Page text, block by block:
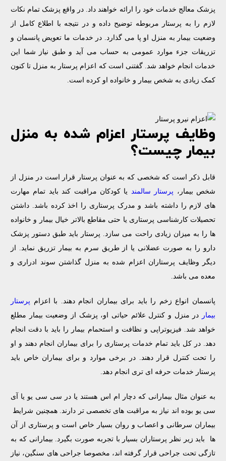
پزشک معالج خدمات خود را ارائه خواهند داد. در واقع پزشک تمام نکات
لازم را به پرستار مربوطه توضیح داده و در نتیجه با اطلاع کامل از
وضعیت بیمار به منزل او پا می گذارد. در خدمات ما تعویض پانسمان و
تزریقات جزء موارد عمومی به حساب می آید و طبق نیاز شما این
خدمات انجام خواهد شد. گفتنی است که اعزام پرستار به منزل تا کنون
کمک زیادی به شخص بیمار و خانواده او کرده است.
وظایف پرستار اعزام شده به منزل
بیمار چیست؟
قابل ذکر است که شخصی که به عنوان پرستار قرار است در منزل از
شخص بیمار، پرستار سالمند یا کودکان مراقبت کند باید تمام مهارت
های لازم را داشته باشد و مدرک پرستاری را اخذ کرده باشد. داشتن
تحصیلات کارشناسی پرستاری یا حتی مقاطع بالاتر خیال بیمار و خانواده
ها را به میزان زیادی راحت می سازد. پرستار باید طبق دستور پزشک
دارو را به صورت عضلانی یا از طریق سرم به بیمار تزریق نماید. از
دیگر وظایف پرستاران اعزام شده به منزل گذاشتن سوند ادراری و
معده می باشد.
پانسمان انواع زخم را باید برای بیماران انجام دهند. با اعزام پرستار
بیمار
در منزل و کنترل علائم حیاتی او، پزشک از وضعیت بیمار مطلع
خواهد شد. فیزیوتراپی و نظافت و استحمام بیمار را باید با دقت انجام
دهد. در کل باید تمام خدمات پرستاری را برای بیماران انجام دهند و او
را تحت کنترل قرار دهند. در برخی موارد و برای بیماران خاص باید
پرستار خدمات حرفه ای تری انجام دهد‌.
به عنوان مثال بیمارانی که دچار ام اس هستند یا در سی سی یو یا آی
سی یو بوده اند نیاز به مراقبت های تخصصی تر دارند. همچنین شرایط
بیماران سرطانی و اعصاب و روان بسیار خاص است و پرستاری از آن
ها باید زیر نظر پرستاران بسیار با تجربه صورت بگیرد. بیمارانی که به
تازگی تحت جراحی قرار گرفته اند، مخصوصا جراحی های سنگین، نیاز